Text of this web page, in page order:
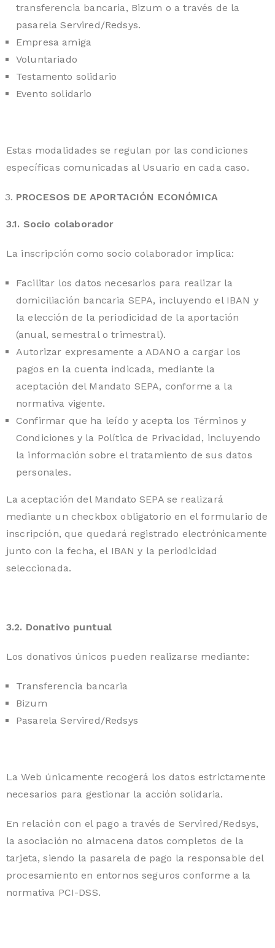
transferencia bancaria, Bizum o a través de la
pasarela Servired/Redsys.
Empresa amiga
Voluntariado
Testamento solidario
Evento solidario
Estas modalidades se regulan por las condiciones
específicas comunicadas al Usuario en cada caso.
PROCESOS DE APORTACIÓN ECONÓMICA
3.1. Socio colaborador
La inscripción como socio colaborador implica:
Facilitar los datos necesarios para realizar la
domiciliación bancaria SEPA, incluyendo el IBAN y
la elección de la periodicidad de la aportación
(anual, semestral o trimestral).
Autorizar expresamente a ADANO a cargar los
pagos en la cuenta indicada, mediante la
aceptación del Mandato SEPA, conforme a la
normativa vigente.
Confirmar que ha leído y acepta los Términos y
Condiciones y la Política de Privacidad, incluyendo
la información sobre el tratamiento de sus datos
personales.
La aceptación del Mandato SEPA se realizará
mediante un checkbox obligatorio en el formulario de
inscripción, que quedará registrado electrónicamente
junto con la fecha, el IBAN y la periodicidad
seleccionada.
3.2. Donativo puntual
Los donativos únicos pueden realizarse mediante:
Transferencia bancaria
Bizum
Pasarela Servired/Redsys
La Web únicamente recogerá los datos estrictamente
necesarios para gestionar la acción solidaria.
En relación con el pago a través de Servired/Redsys,
la asociación no almacena datos completos de la
tarjeta, siendo la pasarela de pago la responsable del
procesamiento en entornos seguros conforme a la
normativa PCI-DSS.